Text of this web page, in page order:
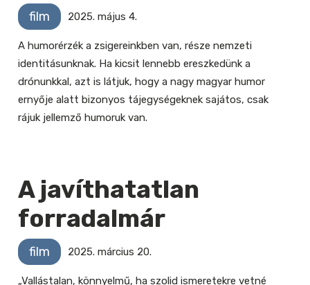
film 2025. május 4.
A humorérzék a zsigereinkben van, része nemzeti
identitásunknak. Ha kicsit lennebb ereszkedünk a
drónunkkal, azt is látjuk, hogy a nagy magyar humor
ernyője alatt bizonyos tájegységeknek sajátos, csak
rájuk jellemző humoruk van.
A javíthatatlan
forradalmár
film 2025. március 20.
„Vallástalan, könnyelmű, ha szolid ismeretekre vetné